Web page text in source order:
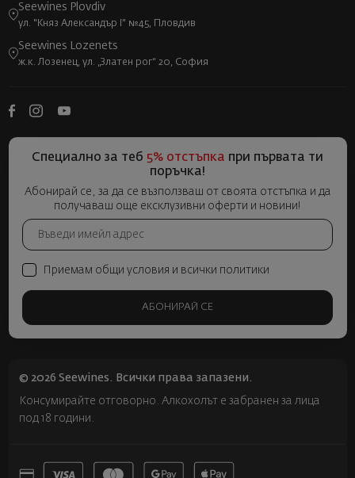
Seewines Plovdiv
ул. "Княз Александър I" №45, Пловдив
Seewines Lozenets
ж.к. Лозенец, ул. „Златен рог“ 20, София
Специално за теб 5% отстъпка при първата ти
поръчка!
Абонирай се, за да се възползваш от своята отстъпка и да
получаваш още ексклузивни оферти и новини!
Приемам общи условия и всички политики
АБОНИРАЙ СЕ
© 2026 Seewines. Всички права запазени.
Консумирайте отговорно. Алкохолът е забранен за лица
под 18 години.